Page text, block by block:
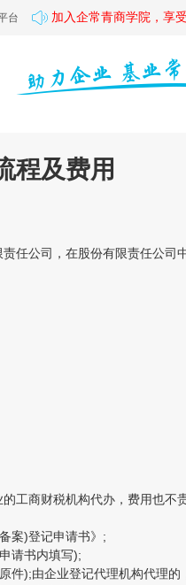
台 加入企常青商学院，享
程及费用
公司，在股份有限责任公司
商财税机构代办，费用也不
案)登记申请书》;
请书内填写);
);由企业登记代理机构代理的